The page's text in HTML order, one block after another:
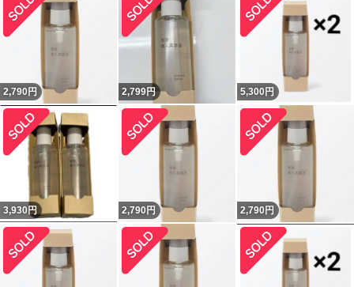
2,790 円 2,799円 5,300 円
3,930 円 2,790 円 2,790 円